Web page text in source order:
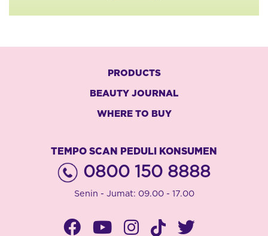
PRODUCTS
BEAUTY JOURNAL
WHERE TO BUY
TEMPO SCAN PEDULI KONSUMEN
0800 150 8888
Senin - Jumat: 09.00 - 17.00